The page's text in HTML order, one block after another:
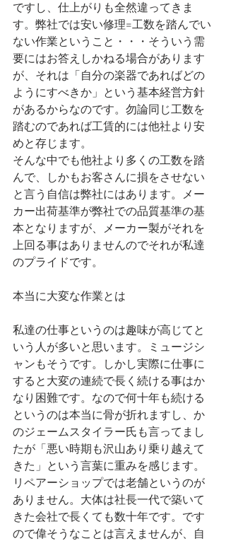
ですし、仕上がりも全然違ってきま
す。弊社では安い修理=工数を踏んでい
ない作業ということ・・・そういう需
要にはお答えしかねる場合があります
が、それは「自分の楽器であればどの
ようにすべきか」という基本経営方針
があるからなのです。勿論同じ工数を
踏むのであれば工賃的には他社より安
めと存じます。
そんな中でも他社より多くの工数を踏
んで、しかもお客さんに損をさせない
と言う自信は弊社にはあります。メー
カー出荷基準が弊社での品質基準の基
本となりますが、メーカー製がそれを
上回る事はありませんのでそれが私達
のプライドです。
本当に大変な作業とは
私達の仕事というのは趣味が高じてと
いう人が多いと思います。ミュージシ
ャンもそうです。しかし実際に仕事に
すると大変の連続で長く続ける事はか
なり困難です。なので何十年も続ける
というのは本当に骨が折れますし、か
のジェームスタイラー氏も言ってまし
たが「悪い時期も沢山あり乗り越えて
きた」という言葉に重みを感じます。
リペアーショップでは老舗というのが
ありません。大体は社長一代で築いて
きた会社で長くても数十年です。です
ので偉そうなことは言えませんが、自